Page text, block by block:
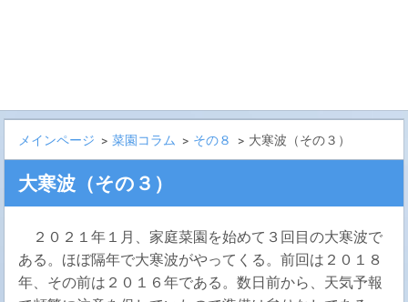
メインページ > 菜園コラム > その８ > 大寒波（その３）
大寒波（その３）
２０２１年１月、家庭菜園を始めて３回目の大寒波で
ある。ほぼ隔年で大寒波がやってくる。前回は２０１８
年、その前は２０１６年である。数日前から、天気予報